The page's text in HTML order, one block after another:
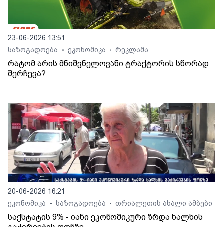
23-06-2026 13:51
საზოგადოება
• ეკონომიკა • რეკლამა
რატომ არის მნიშვნელოვანი ტრაქტორის სწორად
შერჩევა?
20-06-2026 16:21
ეკონომიკა
• საზოგადოება • თრიალეთის ახალი ამბები
საქსტატის 9% - იანი ეკონომიკური ზრდა ხალხის